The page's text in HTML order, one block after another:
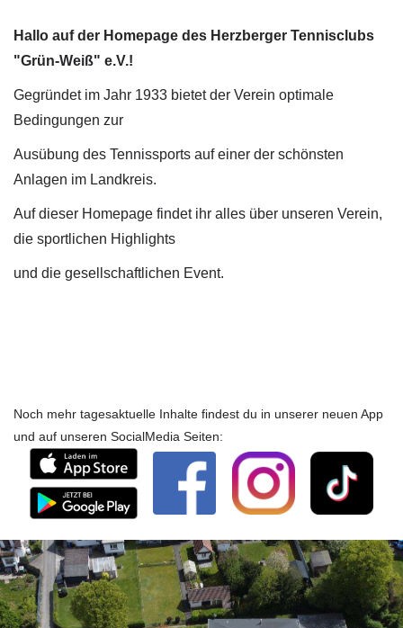
Hallo auf der Homepage des Herzberger Tennisclubs
"Grün-Weiß" e.V.!
Gegründet im Jahr 1933 bietet der Verein optimale
Bedingungen zur
Ausübung des Tennissports auf einer der schönsten
Anlagen im Landkreis.
Auf dieser Homepage findet ihr alles über unseren Verein,
die sportlichen Highlights
und die gesellschaftlichen Event.
Noch mehr tagesaktuelle Inhalte findest du in unserer neuen App
und auf unseren SocialMedia Seiten: